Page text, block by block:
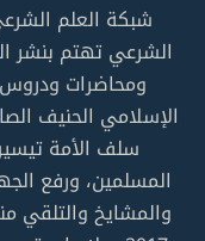
شبكة العلم
الشرعي تهتم بنشر
ومحاضرات
الإسلامي الحنيف
سلف الأمة
المسلمين، ورفع